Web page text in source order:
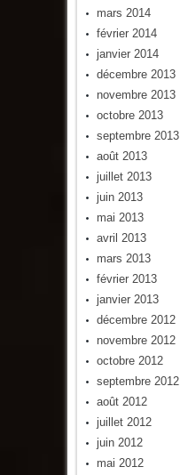
mars 2014
février 2014
janvier 2014
décembre 2013
novembre 2013
octobre 2013
septembre 2013
août 2013
juillet 2013
juin 2013
mai 2013
avril 2013
mars 2013
février 2013
janvier 2013
décembre 2012
novembre 2012
octobre 2012
septembre 2012
août 2012
juillet 2012
juin 2012
mai 2012